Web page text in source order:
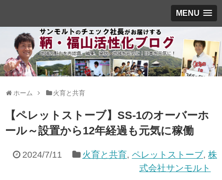
MENU
ホーム 火育と共育
【ペレットストーブ】SS-1のオーバーホ
ール～設置から12年経過も元気に稼働
2024/7/11 火育と共育, ペレットストーブ, 株
式会社サンモルト